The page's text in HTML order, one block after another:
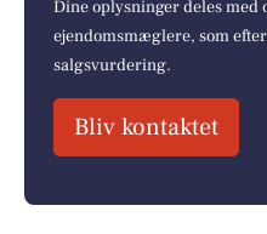
Dine oplysninger deles med
ejendomsmæglere, som
salgsvurdering.
Bliv kontaktet